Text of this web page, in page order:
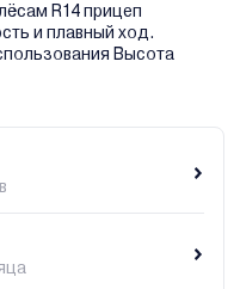
R14 прицеп
и плавный ход.
Высота